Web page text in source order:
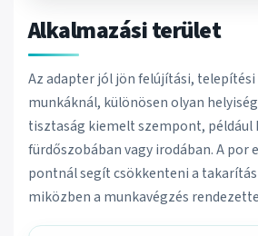
Alkalmazási terület
Az adapter jól jön felújítási, telepítési
munkáknál, különösen olyan
tisztaság kiemelt szempont, például
fürdőszobában vagy irodában. A por
pontnál segít csökkenteni a
miközben a munkavégzés